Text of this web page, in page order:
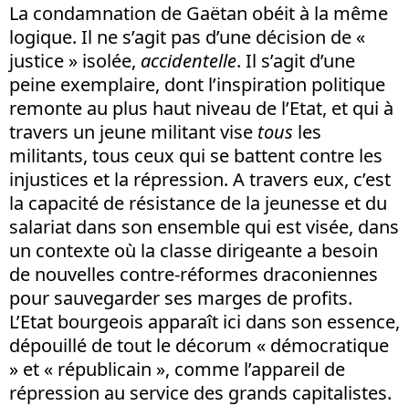
La condamnation de Gaëtan obéit à la même
logique. Il ne s’agit pas d’une décision de «
justice » isolée, accidentelle. Il s’agit d’une
peine exemplaire, dont l’inspiration politique
remonte au plus haut niveau de l’Etat, et qui à
travers un jeune militant vise tous les
militants, tous ceux qui se battent contre les
injustices et la répression. A travers eux, c’est
la capacité de résistance de la jeunesse et du
salariat dans son ensemble qui est visée, dans
un contexte où la classe dirigeante a besoin
de nouvelles contre-réformes draconiennes
pour sauvegarder ses marges de profits.
L’Etat bourgeois apparaît ici dans son essence,
dépouillé de tout le décorum « démocratique
» et « républicain », comme l’appareil de
répression au service des grands capitalistes.